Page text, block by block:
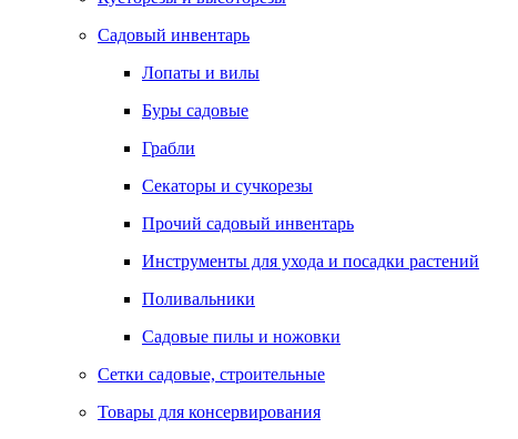
Садовый инвентарь
Лопаты и вилы
Буры садовые
Грабли
Секаторы и сучкорезы
Прочий садовый инвентарь
Инструменты для ухода и посадки растений
Поливальники
Садовые пилы и ножовки
Сетки садовые, строительные
Товары для консервирования